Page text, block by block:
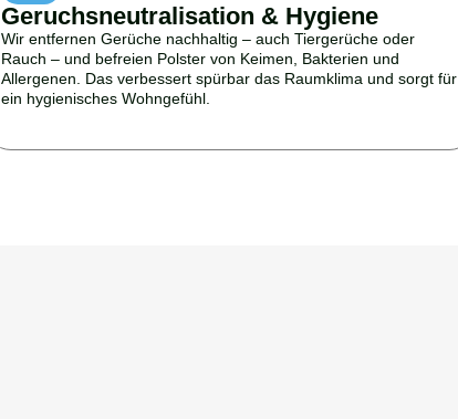
Geruchsneutralisation & Hygiene
Wir entfernen Gerüche nachhaltig – auch Tiergerüche oder
Rauch – und befreien Polster von Keimen, Bakterien und
Allergenen. Das verbessert spürbar das Raumklima und sorgt für
ein hygienisches Wohngefühl.